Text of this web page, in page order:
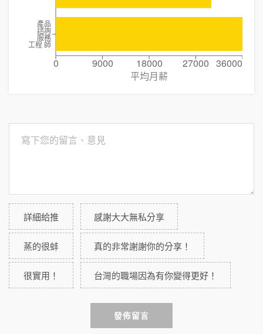
0 9000 18000 27000 36000
平均月薪
產品
諮詢
服務
工程 師
詳細給推 感謝大大無私分享
蒸的很蚌 真的非常謝謝你的分享！
很實用！ 台灣的職場因為有你變得更好！
發佈留言